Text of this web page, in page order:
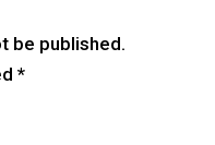
be published.
*